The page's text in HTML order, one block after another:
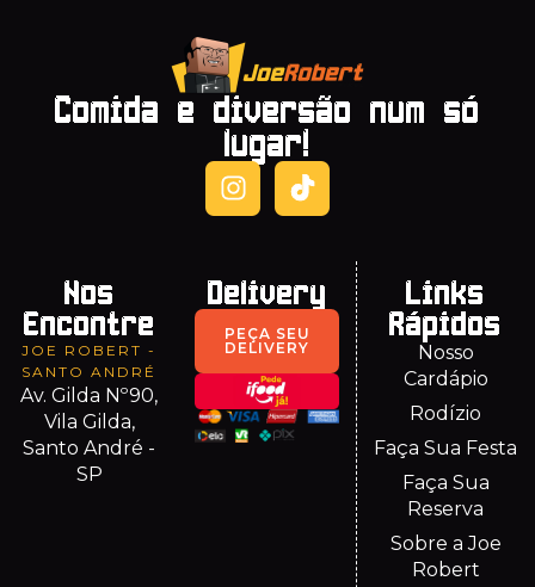
Comida e diversão num só
lugar!
Nos
Encontre
JOE ROBERT -
SANTO ANDRÉ
Av. Gilda Nº90,
Vila Gilda,
Santo André -
SP
Delivery
PEÇA SEU
DELIVERY
Links
Rápidos
Nosso
Cardápio
Rodízio
Faça Sua Festa
Faça Sua
Reserva
Sobre a Joe
Robert